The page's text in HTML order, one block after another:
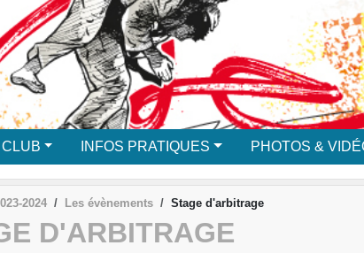
INFOS PRATIQUES PHOTOS &
2024 Les évènements Stage d'arbitrage
D'ARBITRAGE